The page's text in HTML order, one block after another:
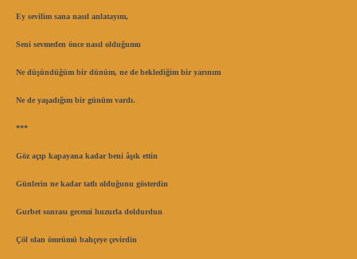
Ey sevilim sana nasıl anlatayım,
Seni sevmeden önce nasıl olduğumu
Ne düşündüğüm bir dünüm, ne de beklediğim bir yarınım
Ne de yaşadığım bir günüm vardı.
***
Göz açıp kapayana kadar beni âşık ettin
Günlerin ne kadar tatlı olduğunu gösterdin
Gurbet sonrası gecemi huzurla doldurdun
Çöl olan ömrümü bahçeye çevirdin